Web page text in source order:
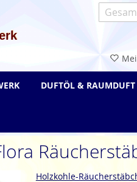
Holzkohle-
DUFTÖL & RAUMDUFT